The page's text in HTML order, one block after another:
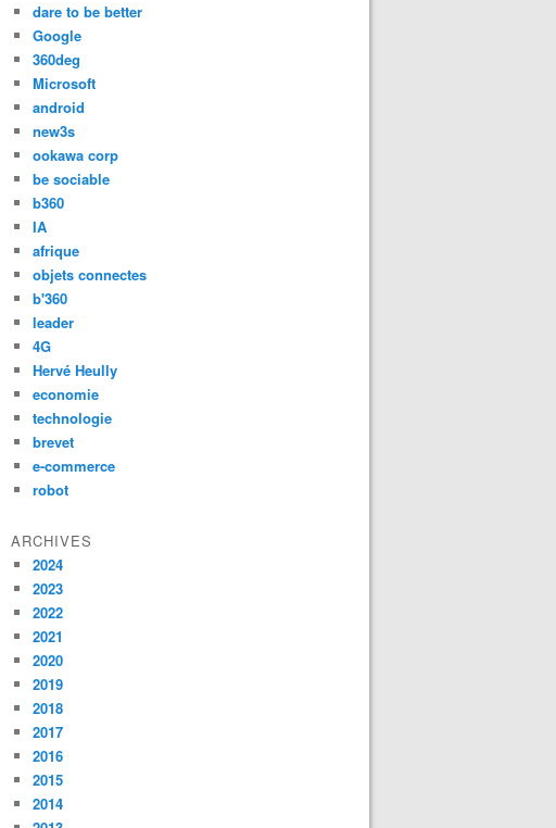
dare to be better
Google
360deg
Microsoft
android
new3s
ookawa corp
be sociable
b360
IA
afrique
objets connectes
b'360
leader
4G
Hervé Heully
economie
technologie
brevet
e-commerce
robot
ARCHIVES
2024
2023
2022
2021
2020
2019
2018
2017
2016
2015
2014